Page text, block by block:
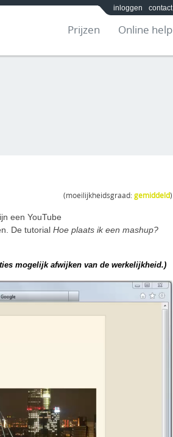
inloggen contact
Prijzen Online help
(moeilijkheidsgraad:gemiddeld)
een YouTube
De tutorialHoe plaats ik een mashup?
mogelijk afwijken van de werkelijkheid.)